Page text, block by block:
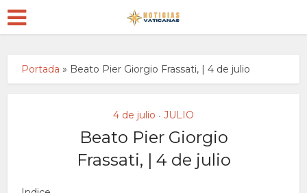
Portada » Beato Pier Giorgio Frassati, | 4 de julio
4 de julio • JULIO
Beato Pier Giorgio
Frassati, | 4 de julio